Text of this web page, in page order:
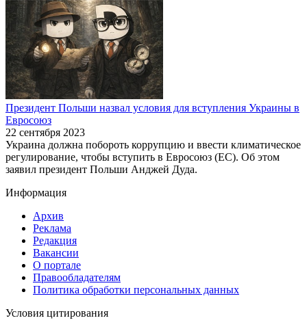
Президент Польши назвал условия для вступления Украины в
Евросоюз
22 сентября 2023
Украина должна побороть коррупцию и ввести климатическое
регулирование, чтобы вступить в Евросоюз (ЕС). Об этом
заявил президент Польши Анджей Дуда.
Информация
Архив
Реклама
Редакция
Вакансии
О портале
Правообладателям
Политика обработки персональных данных
Условия цитирования